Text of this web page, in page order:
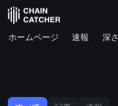
ホームページ 速報 深さ